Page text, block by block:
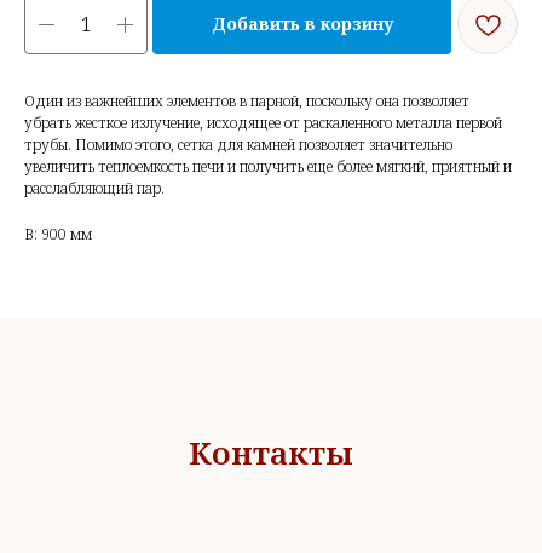
Добавить в корзину
Один из важнейших элементов в парной, поскольку она позволяет
убрать жесткое излучение, исходящее от раскаленного металла первой
трубы. Помимо этого, сетка для камней позволяет значительно
увеличить теплоемкость печи и получить еще более мягкий, приятный и
расслабляющий пар.
В: 900 мм
Контакты